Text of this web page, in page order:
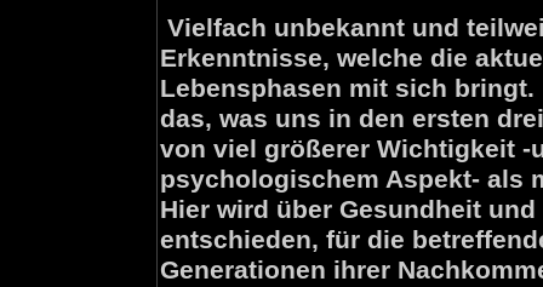
Vielfach unbekannt und
Erkenntnisse, welche die
Lebensphasen mit sich
das, was uns in den ersten
von viel größerer Wichtigkeit -
psychologischem Aspekt- als
Hier wird über Gesundheit
entschieden, für die
Generationen ihrer